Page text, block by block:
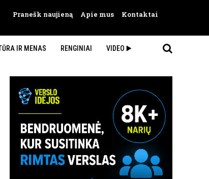
Pranešk naujieną Apie mus Kontaktai
IR MENAS RENGINIAI VIDEO ▶️